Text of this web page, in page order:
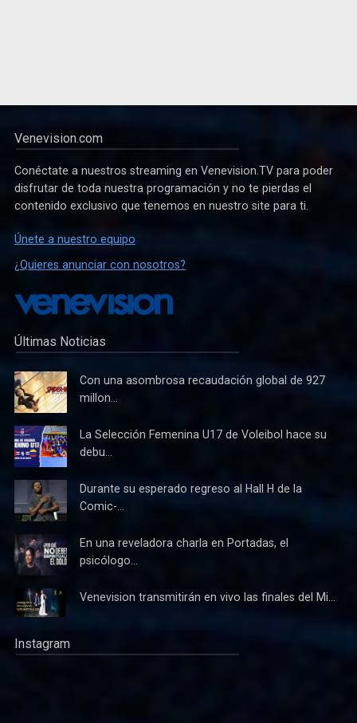
Venevision.com
Conéctate a nuestros streaming en Venevision.TV para poder
disfrutar de toda nuestra programación y no te pierdas el
contenido exclusivo que tenemos en nuestro site para ti.
Únete a nuestro equipo
¿Quieres anunciar con nosotros?
Últimas Noticias
Con una asombrosa recaudación global de 927
millon...
La Selección Femenina U17 de Voleibol hace su
debu...
Durante su esperado regreso al Hall H de la
Comic-...
En una reveladora charla en Portadas, el
psicólogo...
Venevision transmitirán en vivo las finales del Mi...
Instagram